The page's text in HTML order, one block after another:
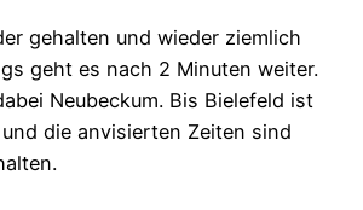
gehalten und wieder ziemlich
geht es nach 2 Minuten weiter.
Neubeckum. Bis Bielefeld ist
die anvisierten Zeiten sind